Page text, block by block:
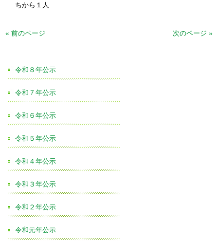
ちから１人
« 前のページ 次のページ »
令和８年公示
令和７年公示
令和６年公示
令和５年公示
令和４年公示
令和３年公示
令和２年公示
令和元年公示